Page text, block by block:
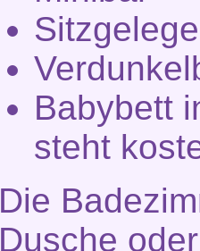
Babybett
steht
Die
Dusche